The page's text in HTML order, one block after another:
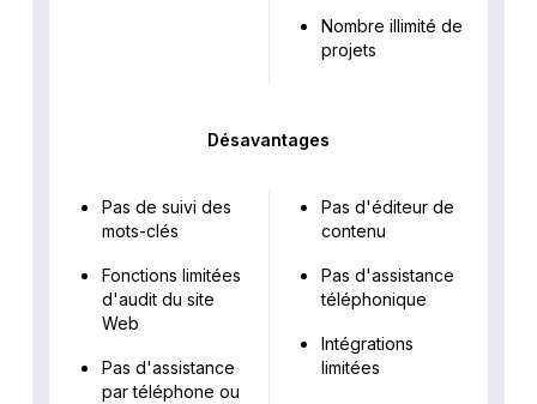
Nombre illimité de
projets
Désavantages
Pas de suivi des
mots-clés
Fonctions limitées
d'audit du site
Web
Pas d'assistance
par téléphone ou
Pas d'éditeur de
contenu
Pas d'assistance
téléphonique
Intégrations
limitées